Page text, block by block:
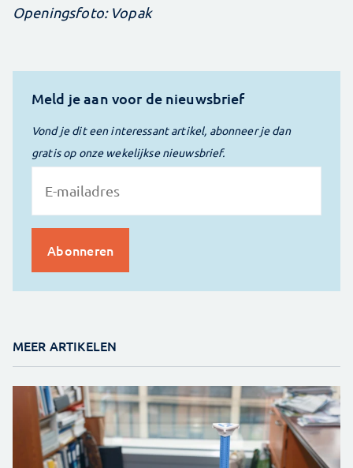
Openingsfoto: Vopak
Meld je aan voor de nieuwsbrief
Vond je dit een interessant artikel, abonneer je dan
gratis op onze wekelijkse nieuwsbrief.
MEER ARTIKELEN